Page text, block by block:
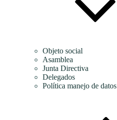
Objeto social
Asamblea
Junta Directiva
Delegados
Política manejo de datos